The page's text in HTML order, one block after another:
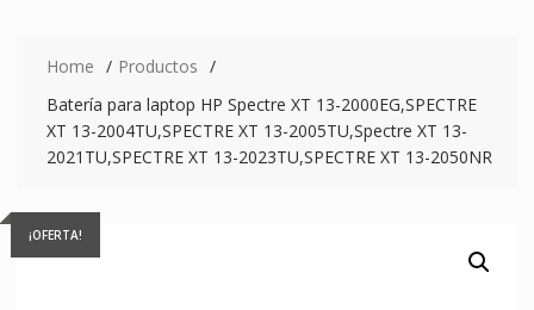
Home
Productos
Batería para laptop HP Spectre XT 13-2000EG,SPECTRE
XT 13-2004TU,SPECTRE XT 13-2005TU,Spectre XT 13-
2021TU,SPECTRE XT 13-2023TU,SPECTRE XT 13-2050NR
¡OFERTA!